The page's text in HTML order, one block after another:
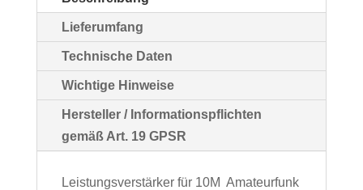
Lieferumfang
Technische Daten
Wichtige Hinweise
Hersteller / Informationspflichten
gemäß Art. 19 GPSR
Leistungsverstärker für 10M Amateurfunk